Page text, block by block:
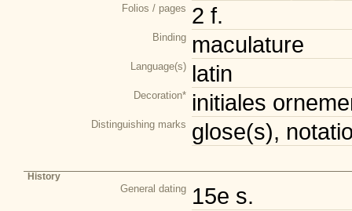
Folios / pages 2 f.
Binding maculature
Language(s) latin
Decoration* initiales
Distinguishing marks glose(s),
History
General dating 15e s.